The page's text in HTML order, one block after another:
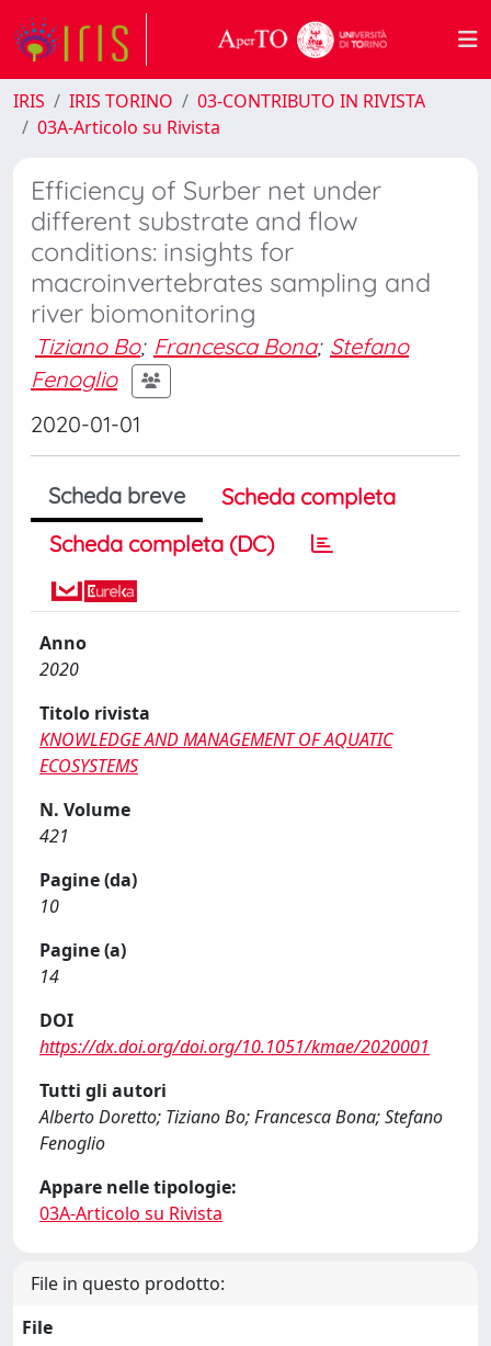
IRIS IRIS TORINO
03-CONTRIBUTO IN RIVISTA
03A-Articolo su Rivista
Efficiency of Surber net under
different substrate and flow
conditions: insights for
macroinvertebrates sampling and
river biomonitoring
Tiziano Bo; Francesca Bona; Stefano
Fenoglio
2020-01-01
Scheda breve
Scheda completa
Scheda completa (DC)
Anno
2020
Titolo rivista
KNOWLEDGE AND MANAGEMENT OF AQUATIC
ECOSYSTEMS
N. Volume
421
Pagine (da)
10
Pagine (a)
14
DOI
https://dx.doi.org/doi.org/10.1051/kmae/2020001
Tutti gli autori
Alberto Doretto; Tiziano Bo; Francesca Bona; Stefano
Fenoglio
Appare nelle tipologie:
03A-Articolo su Rivista
File in questo prodotto:
File